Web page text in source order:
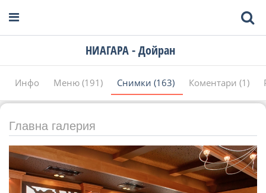
НИАГАРА - Дойран
Инфо Меню (191) Снимки (163) Коментари (1)
Главна галерия